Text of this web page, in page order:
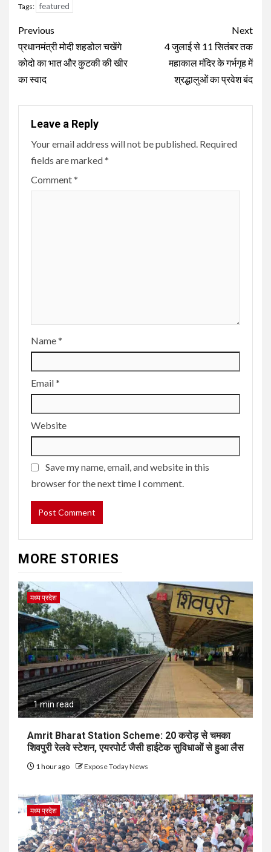
Tags: featured
Continue
Reading
Previous
प्रधानमंत्री मोदी शहडोल चखेंगे
कोदो का भात और कुटकी की खीर
का स्वाद
Next
4 जुलाई से 11 सितंबर तक
महाकाल मंदिर के गर्भगृह में
श्रद्धालुओं का प्रवेश बंद
Leave a Reply
Your email address will not be published. Required
fields are marked*
Comment*
Name*
Email*
Website
Save my name, email, and website in this
browser for the next time I comment.
MORE STORIES
मध्य प्रदेश
1 min read
Amrit Bharat Station Scheme: 20 करोड़ से चमका
शिवपुरी रेलवे स्टेशन, एयरपोर्ट जैसी हाईटेक सुविधाओं से हुआ लैस
1 hour ago Expose Today News
मध्य प्रदेश